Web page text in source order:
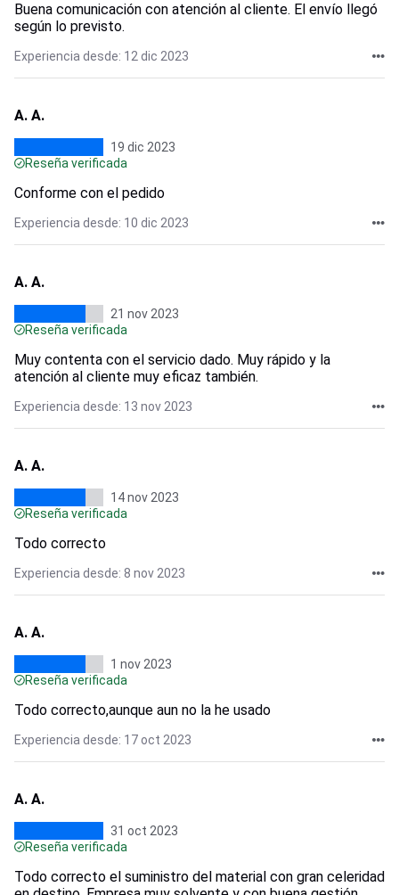
Buena comunicación con atención al cliente. El envío llegó
según lo previsto.
Experiencia desde: 12 dic 2023
A. A.
19 dic 2023
Reseña verificada
Conforme con el pedido
Experiencia desde: 10 dic 2023
A. A.
21 nov 2023
Reseña verificada
Muy contenta con el servicio dado. Muy rápido y la
atención al cliente muy eficaz también.
Experiencia desde: 13 nov 2023
A. A.
14 nov 2023
Reseña verificada
Todo correcto
Experiencia desde: 8 nov 2023
A. A.
1 nov 2023
Reseña verificada
Todo correcto,aunque aun no la he usado
Experiencia desde: 17 oct 2023
A. A.
31 oct 2023
Reseña verificada
Todo correcto el suministro del material con gran celeridad